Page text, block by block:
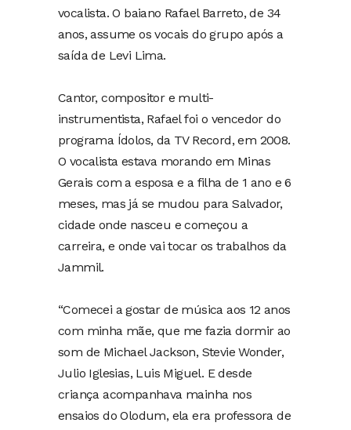
vocalista. O baiano Rafael Barreto, de 34
anos, assume os vocais do grupo após a
saída de Levi Lima.
Cantor, compositor e multi-
instrumentista, Rafael foi o vencedor do
programa Ídolos, da TV Record, em 2008.
O vocalista estava morando em Minas
Gerais com a esposa e a filha de 1 ano e 6
meses, mas já se mudou para Salvador,
cidade onde nasceu e começou a
carreira, e onde vai tocar os trabalhos da
Jammil.
“Comecei a gostar de música aos 12 anos
com minha mãe, que me fazia dormir ao
som de Michael Jackson, Stevie Wonder,
Julio Iglesias, Luis Miguel. E desde
criança acompanhava mainha nos
ensaios do Olodum, ela era professora de